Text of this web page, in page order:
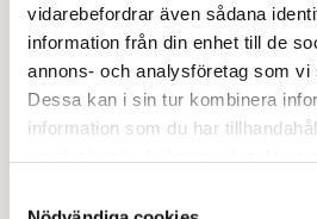
vidarebefordrar även sådana
information från din enhet till de
annons- och analysföretag som vi
Dessa kan i sin tur kombinera
information som du har
Cloud Tee
75 kr
Svenska